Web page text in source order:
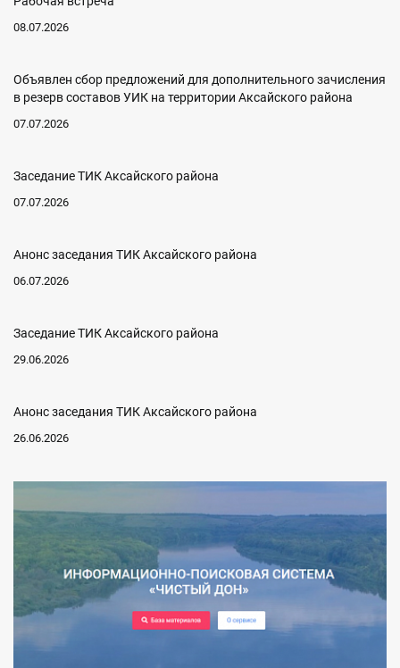
08.07.2026
Объявлен сбор предложений для дополнительного зачисления
в резерв составов УИК на территории Аксайского района
07.07.2026
Заседание ТИК Аксайского района
07.07.2026
Анонс заседания ТИК Аксайского района
06.07.2026
Заседание ТИК Аксайского района
29.06.2026
Анонс заседания ТИК Аксайского района
26.06.2026